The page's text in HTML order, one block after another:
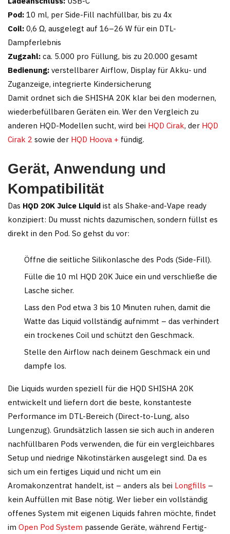
Pod: 10 ml, per Side-Fill nachfüllbar, bis zu 4x
Coil: 0,6 Ω, ausgelegt auf 16–26 W für ein DTL-
Dampferlebnis
Zugzahl: ca. 5.000 pro Füllung, bis zu 20.000 gesamt
Bedienung: verstellbarer Airflow, Display für Akku- und
Zuganzeige, integrierte Kindersicherung
Damit ordnet sich die SHISHA 20K klar bei den modernen,
wiederbefüllbaren Geräten ein. Wer den Vergleich zu
anderen HQD-Modellen sucht, wird bei HQD Cirak, der HQD
Cirak 2 sowie der HQD Hoova + fündig.
Gerät, Anwendung und
Kompatibilität
Das HQD 20K Juice Liquid ist als Shake-and-Vape ready
konzipiert: Du musst nichts dazumischen, sondern füllst es
direkt in den Pod. So gehst du vor:
Öffne die seitliche Silikonlasche des Pods (Side-Fill).
Fülle die 10 ml HQD 20K Juice ein und verschließe die
Lasche sicher.
Lass den Pod etwa 3 bis 10 Minuten ruhen, damit die
Watte das Liquid vollständig aufnimmt – das verhindert
ein trockenes Coil und schützt den Geschmack.
Stelle den Airflow nach deinem Geschmack ein und
dampfe los.
Die Liquids wurden speziell für die HQD SHISHA 20K
entwickelt und liefern dort die beste, konstanteste
Performance im DTL-Bereich (Direct-to-Lung, also
Lungenzug). Grundsätzlich lassen sie sich auch in anderen
nachfüllbaren Pods verwenden, die für ein vergleichbares
Setup und niedrige Nikotinstärken ausgelegt sind. Da es
sich um ein fertiges Liquid und nicht um ein
Aromakonzentrat handelt, ist – anders als bei Longfills –
kein Auffüllen mit Base nötig. Wer lieber ein vollständig
offenes System mit eigenen Liquids fahren möchte, findet
im Open Pod System passende Geräte, während Fertig-